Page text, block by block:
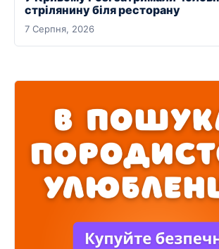
стрілянину біля ресторану
7 Серпня, 2026